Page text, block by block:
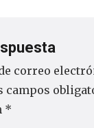
correo
campos
*